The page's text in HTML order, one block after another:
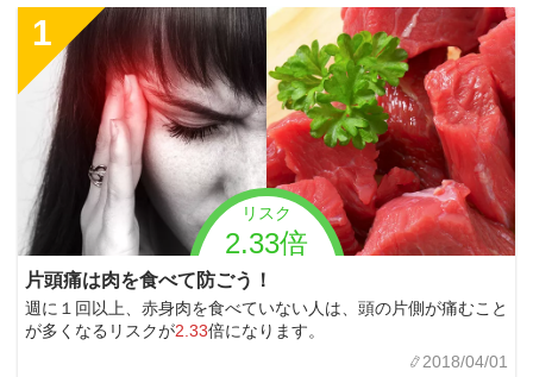
リスク
2.33倍
1
片頭痛は肉を食べて防ごう！
週に１回以上、赤身肉を食べていない人は、頭の片側が痛むこと
が多くなるリスクが2.33倍になります。
2018/04/01